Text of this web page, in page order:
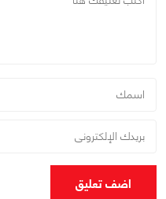
اضف تعليق